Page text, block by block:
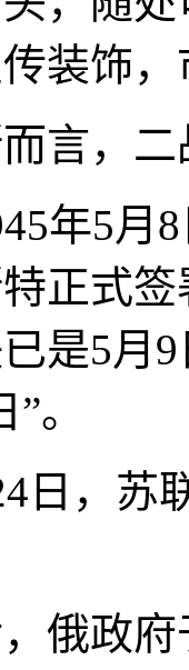
装饰
，二
5月8
正式
是5月
。
，苏
政府